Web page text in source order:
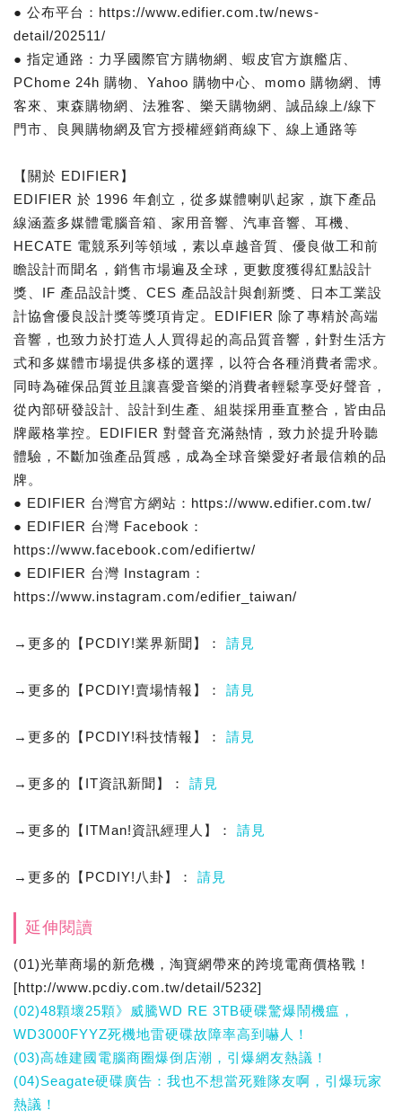
● 公布平台：https://www.edifier.com.tw/news-
detail/202511/
● 指定通路：力孚國際官方購物網、蝦皮官方旗艦店、
PChome 24h 購物、Yahoo 購物中⼼、momo 購物網、博
客來、東森購物網、法雅客、樂天購物網、誠品線上/線下
門市、良興購物網及官方授權經銷商線下、線上通路等
【關於 EDIFIER】
EDIFIER 於 1996 年創立，從多媒體喇叭起家，旗下產品
線涵蓋多媒體電腦音箱、家用音響、汽車音響、耳機、
HECATE 電競系列等領域，素以卓越音質、優良做工和前
瞻設計而聞名，銷售市場遍及全球，更數度獲得紅點設計
獎、IF 產品設計獎、CES 產品設計與創新獎、日本工業設
計協會優良設計獎等獎項肯定。EDIFIER 除了專精於高端
音響，也致力於打造人人買得起的高品質音響，針對生活方
式和多媒體市場提供多樣的選擇，以符合各種消費者需求。
同時為確保品質並且讓喜愛音樂的消費者輕鬆享受好聲音，
從內部研發設計、設計到生產、組裝採用垂直整合，皆由品
牌嚴格掌控。EDIFIER 對聲音充滿熱情，致力於提升聆聽
體驗，不斷加強產品質感，成為全球音樂愛好者最信賴的品
牌。
● EDIFIER 台灣官方網站：https://www.edifier.com.tw/
● EDIFIER 台灣 Facebook：
https://www.facebook.com/edifiertw/
● EDIFIER 台灣 Instagram：
https://www.instagram.com/edifier_taiwan/
→更多的【PCDIY!業界新聞】： 請見
→更多的【PCDIY!賣場情報】： 請見
→更多的【PCDIY!科技情報】： 請見
→更多的【IT資訊新聞】： 請見
→更多的【ITMan!資訊經理人】： 請見
→更多的【PCDIY!八卦】： 請見
延伸閱讀
(01)光華商場的新危機，淘寶網帶來的跨境電商價格戰！
[http://www.pcdiy.com.tw/detail/5232]
(02)48顆壞25顆》威騰WD RE 3TB硬碟驚爆鬧機瘟，
WD3000FYYZ死機地雷硬碟故障率高到嚇人！
(03)高雄建國電腦商圈爆倒店潮，引爆網友熱議！
(04)Seagate硬碟廣告：我也不想當死雞隊友啊，引爆玩家
熱議！